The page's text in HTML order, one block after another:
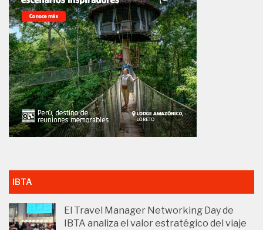
IBTA
El Travel Manager Networking Day de
IBTA analiza el valor estratégico del viaje